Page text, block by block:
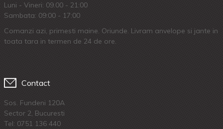
Luni - Vineri: 09.00 - 21:00
Sambata: 09:00 - 17:00
Comanzi azi, primesti maine. Oriunde. Livram anvelope si jante in
toata tara in termen de 24 de ore.
Contact
Sos. Fundeni 120A
Sector 2, Bucuresti
Tel: 0751 136 440